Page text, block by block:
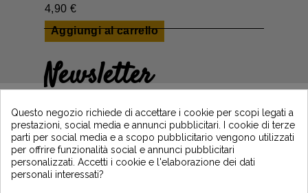
4,90 €
Aggiungi al carrello
Newsletter
iscrivendoti e resta informato sulle ultime
notizie di Vintage Motors
*Dès 99€ d'achat. En vous abonnant à notre newsletter, vous reconnaissez avoir pris
Questo negozio richiede di accettare i cookie per scopi legati a
prestazioni, social media e annunci pubblicitari. I cookie di terze
parti per social media e a scopo pubblicitario vengono utilizzati
per offrire funzionalità social e annunci pubblicitari
personalizzati. Accetti i cookie e l'elaborazione dei dati
personali interessati?